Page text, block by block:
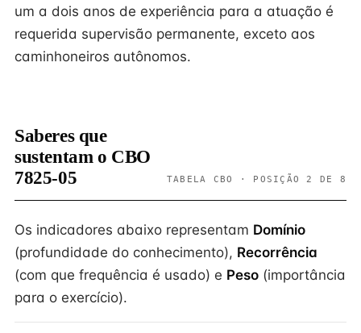
um a dois anos de experiência para a atuação é
requerida supervisão permanente, exceto aos
caminhoneiros autônomos.
Saberes que
sustentam o CBO
7825-05
TABELA CBO · POSIÇÃO 2 DE 8
Os indicadores abaixo representam Domínio
(profundidade do conhecimento), Recorrência
(com que frequência é usado) e Peso (importância
para o exercício).